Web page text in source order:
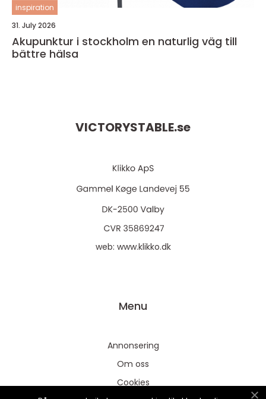
inspiration
31. July 2026
Akupunktur i stockholm en naturlig väg till
bättre hälsa
VICTORYSTABLE.se
web: www.klikko.dk
Menu
Annonsering
Om oss
Cookies